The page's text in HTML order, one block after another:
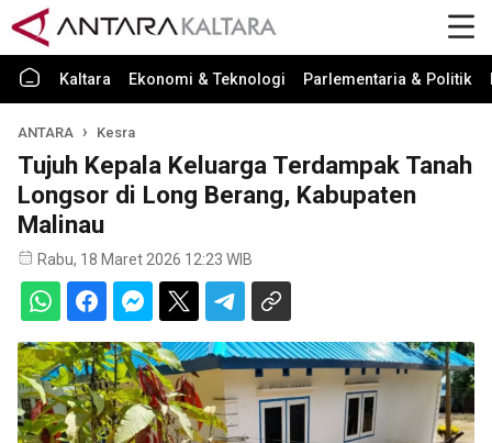
Kaltara Ekonomi & Teknologi Parlementaria & Politik
ANTARA Kesra
Tujuh Kepala Keluarga Terdampak Tanah
Longsor di Long Berang, Kabupaten
Malinau
Rabu, 18 Maret 2026 12:23 WIB